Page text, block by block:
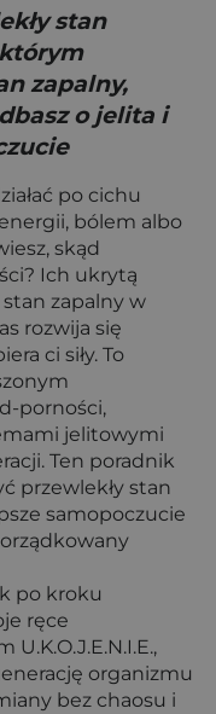
stan
zapalny,
o jelita i
po cichu
bólem albo
skąd
Ich ukrytą
zapalny w
rozwija się
ci siły. To
porności,
jelitowymi
Ten poradnik
przewlekły stan
samopoczucie
po kroku
ręce
organizmu
bez chaosu i